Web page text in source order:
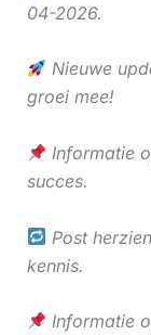
04-2026.
Nieuwe
groei mee!
Informatie
succes.
Post
kennis.
Informatie